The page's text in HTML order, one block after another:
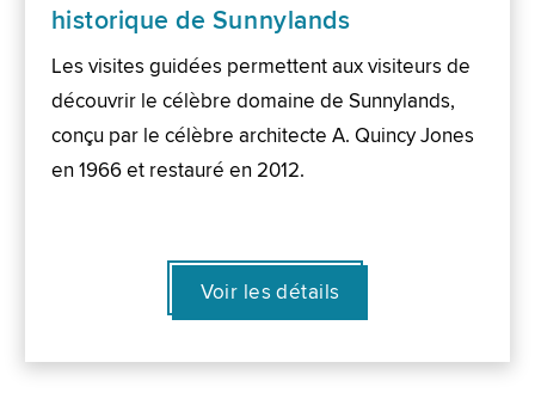
historique de Sunnylands
Les visites guidées permettent aux visiteurs de
découvrir le célèbre domaine de Sunnylands,
conçu par le célèbre architecte A. Quincy Jones
en 1966 et restauré en 2012.
Voir les détails